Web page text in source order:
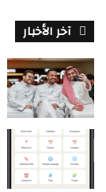
آخر الأخبار